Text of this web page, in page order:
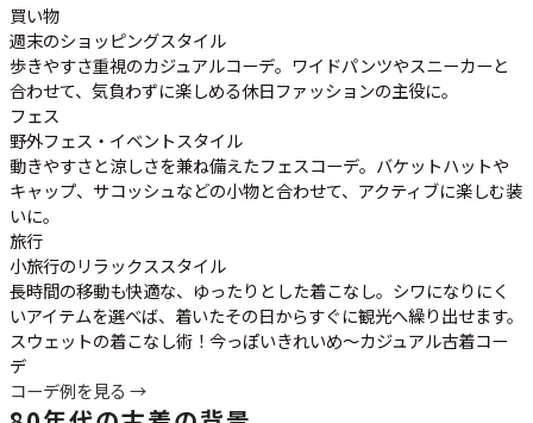
買い物
週末のショッピングスタイル
歩きやすさ重視のカジュアルコーデ。ワイドパンツやスニーカーと
合わせて、気負わずに楽しめる休日ファッションの主役に。
フェス
野外フェス・イベントスタイル
動きやすさと涼しさを兼ね備えたフェスコーデ。バケットハットや
キャップ、サコッシュなどの小物と合わせて、アクティブに楽しむ装
いに。
旅行
小旅行のリラックススタイル
長時間の移動も快適な、ゆったりとした着こなし。シワになりにく
いアイテムを選べば、着いたその日からすぐに観光へ繰り出せます。
スウェットの着こなし術！今っぽいきれいめ～カジュアル古着コー
デ
コーデ例を見る →